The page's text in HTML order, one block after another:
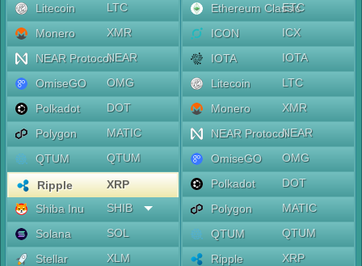
Litecoin
LTC
Monero
XMR
NEAR ProtocolNEAR
OmiseGO
OMG
Polkadot
DOT
Polygon
MATIC
QTUM
QTUM
Ripple
XRP
Shiba Inu
SHIB
Solana
SOL
Stellar
XLM
Ethereum Classic
ETC
ICON
ICX
IOTA
IOTA
Litecoin
LTC
Monero
XMR
NEAR ProtocolNEAR
OmiseGO
OMG
Polkadot
DOT
Polygon
MATIC
QTUM
QTUM
Ripple
XRP